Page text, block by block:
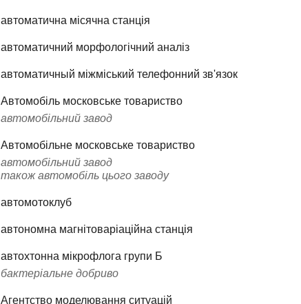
автоматична місячна станція
автоматичний морфологічний аналіз
автоматичный міжміський телефонний зв'язок
Автомобіль московське товариство
автомобільний завод
Автомобільне московське товариство
автомобільний завод
також автомобіль цього заводу
автомотоклуб
автономна магнітоваріаційна станція
автохтонна мікрофлога групи Б
бактеріальне добриво
Агентство моделювання ситуацій